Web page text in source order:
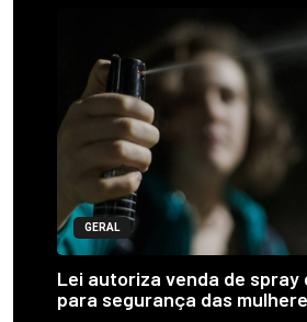
GERAL
Lei autoriza venda de spray
para segurança das